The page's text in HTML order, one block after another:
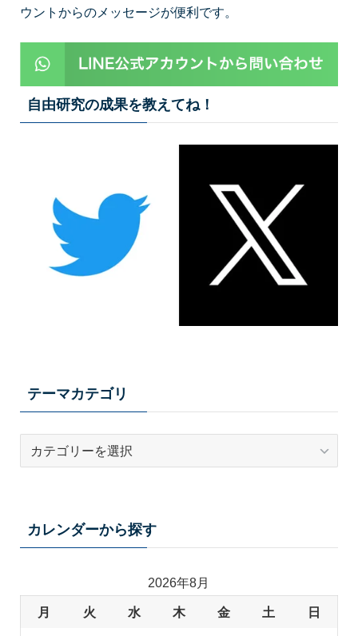
ウントからのメッセージが便利です。
自由研究の成果を教えてね！
テーマカテゴリ
カレンダーから探す
2026年8月
月 火 水 木 金 土 日